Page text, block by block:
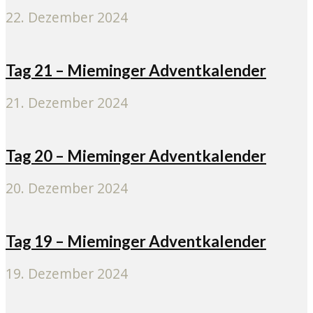
22. Dezember 2024
Tag 21 – Mieminger Adventkalender
21. Dezember 2024
Tag 20 – Mieminger Adventkalender
20. Dezember 2024
Tag 19 – Mieminger Adventkalender
19. Dezember 2024